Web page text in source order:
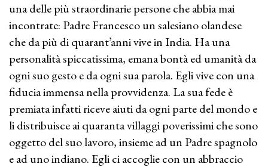
una delle più straordinarie persone che abbia mai
incontrate: Padre Francesco un salesiano olandese
che da più di quarant’anni vive in India. Ha una
personalità spiccatissima, emana bontà ed umanità da
ogni suo gesto e da ogni sua parola. Egli vive con una
fiducia immensa nella provvidenza. La sua fede è
premiata infatti riceve aiuti da ogni parte del mondo e
li distribuisce ai quaranta villaggi poverissimi che sono
oggetto del suo lavoro, insieme ad un Padre spagnolo
e ad uno indiano. Egli ci accoglie con un abbraccio